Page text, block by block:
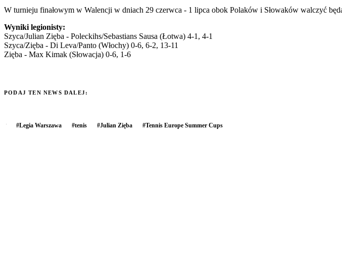
W turnieju finałowym w Walencji w dniach 29 czerwca - 1 lipca obok Polaków i Słowaków walczyć
Wyniki legionisty:
Szyca/Julian Zięba - Poleckihs/Sebastians Sausa (Łotwa) 4-1, 4-1
Szyca/Zięba - Di Leva/Panto (Włochy) 0-6, 6-2, 13-11
Zięba - Max Kimak (Słowacja) 0-6, 1-6
PODAJ TEN NEWS DALEJ:
#Legia Warszawa #tenis #Julian Zięba #Tennis Europe Summer Cups